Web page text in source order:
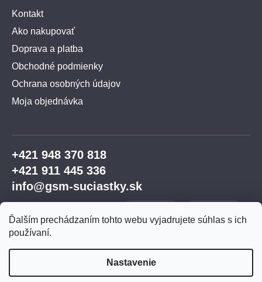
Ďalším prechádzaním tohto webu vyjadrujete súhlas s ich
používaní.
Nastavenie
Kontakt
Ako nakupovať
Doprava a platba
Obchodné podmienky
Ochrana osobných údajov
Moja objednávka
+421 948 370 818
+421 911 445 336
info@gsm-suciastky.sk